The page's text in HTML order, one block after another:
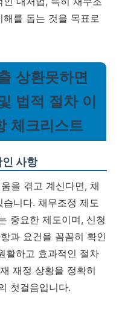
를 돕는 것을 목표로
상환못하면
법적 절차 이
체크리스트
사항
을 겪고 계신다면, 채
니다. 채무조정 제도
중요한 제도이며, 신청
과 요건을 꼼꼼히 확인
활하고 효과적인 절차
재정 상황을 정확히
첫걸음입니다.